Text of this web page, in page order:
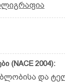
(NACE 2004):
და